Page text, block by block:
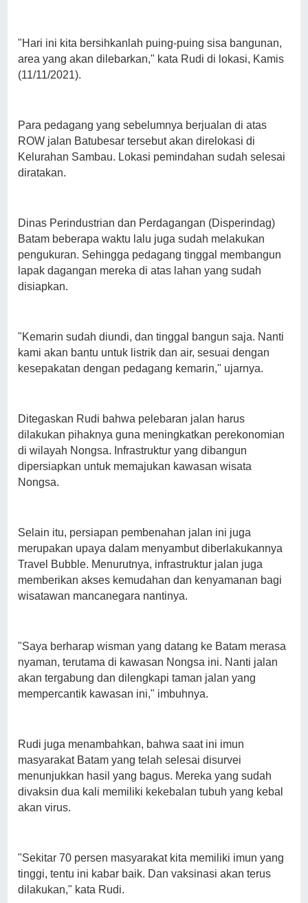
"Hari ini kita bersihkanlah puing-puing sisa bangunan,
area yang akan dilebarkan," kata Rudi di lokasi, Kamis
(11/11/2021).
Para pedagang yang sebelumnya berjualan di atas
ROW jalan Batubesar tersebut akan direlokasi di
Kelurahan Sambau. Lokasi pemindahan sudah selesai
diratakan.
Dinas Perindustrian dan Perdagangan (Disperindag)
Batam beberapa waktu lalu juga sudah melakukan
pengukuran. Sehingga pedagang tinggal membangun
lapak dagangan mereka di atas lahan yang sudah
disiapkan.
"Kemarin sudah diundi, dan tinggal bangun saja. Nanti
kami akan bantu untuk listrik dan air, sesuai dengan
kesepakatan dengan pedagang kemarin," ujarnya.
Ditegaskan Rudi bahwa pelebaran jalan harus
dilakukan pihaknya guna meningkatkan perekonomian
di wilayah Nongsa. Infrastruktur yang dibangun
dipersiapkan untuk memajukan kawasan wisata
Nongsa.
Selain itu, persiapan pembenahan jalan ini juga
merupakan upaya dalam menyambut diberlakukannya
Travel Bubble. Menurutnya, infrastruktur jalan juga
memberikan akses kemudahan dan kenyamanan bagi
wisatawan mancanegara nantinya.
"Saya berharap wisman yang datang ke Batam merasa
nyaman, terutama di kawasan Nongsa ini. Nanti jalan
akan tergabung dan dilengkapi taman jalan yang
mempercantik kawasan ini," imbuhnya.
Rudi juga menambahkan, bahwa saat ini imun
masyarakat Batam yang telah selesai disurvei
menunjukkan hasil yang bagus. Mereka yang sudah
divaksin dua kali memiliki kekebalan tubuh yang kebal
akan virus.
"Sekitar 70 persen masyarakat kita memiliki imun yang
tinggi, tentu ini kabar baik. Dan vaksinasi akan terus
dilakukan," kata Rudi.